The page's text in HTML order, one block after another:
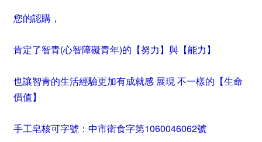
您的認購，
肯定了智青(心智障礙青年)的【努力】與【能力】
也讓智青的生活經驗更加有成就感 展現 不一樣的【生命
價值】
手工皂核可字號：中市衛食字第1060046062號